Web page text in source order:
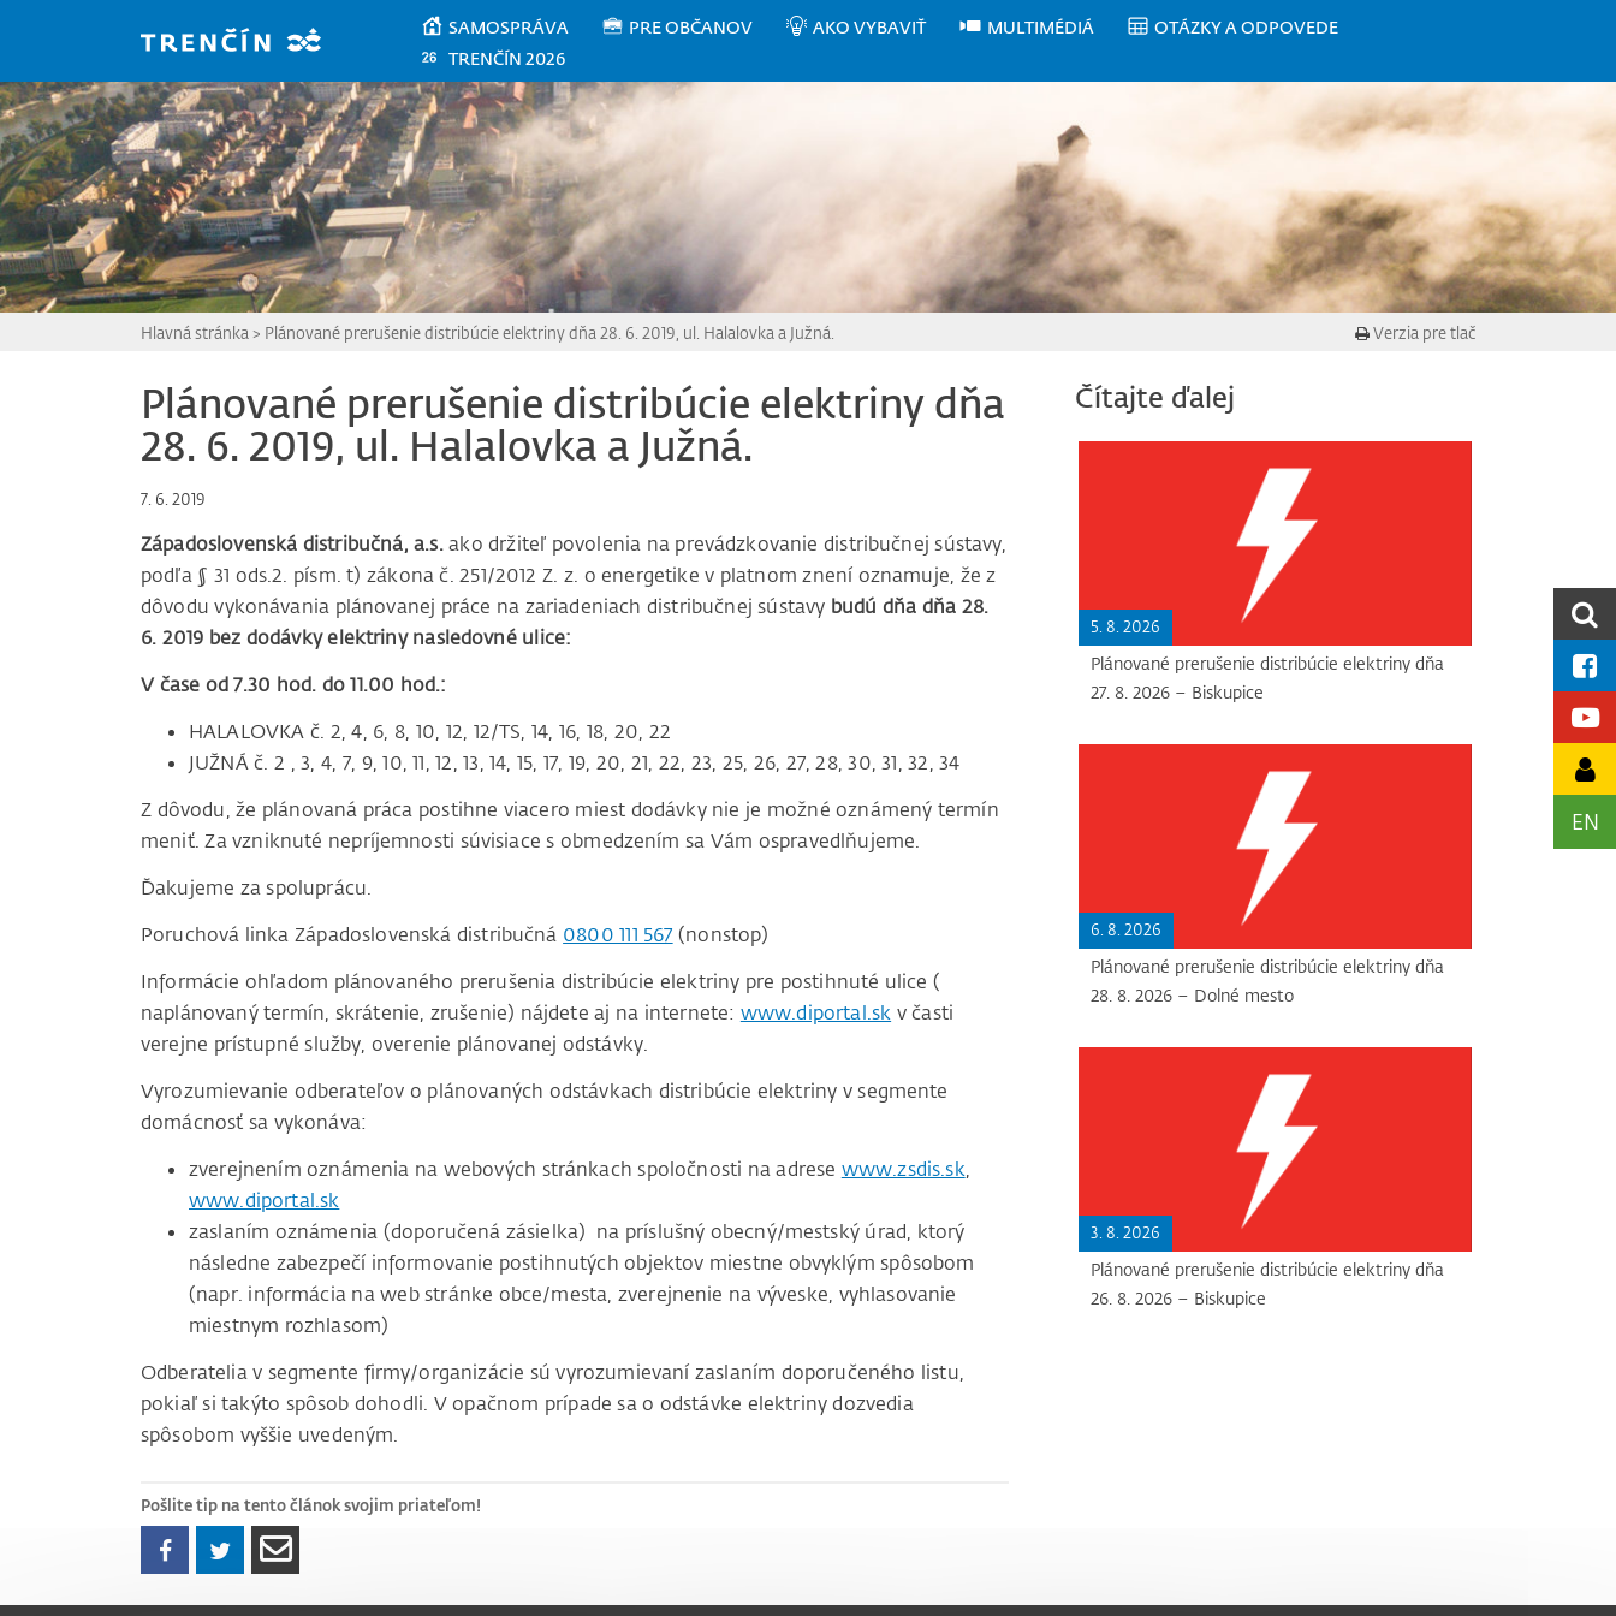
SAMOSPRÁVA PRE OBČANOV AKO VYBAVIŤ MULTIMÉDIÁ
OTÁZKY A ODPOVEDE
TRENČÍN 2026
EN
Hlavná stránka > Plánované prerušenie distribúcie elektriny dňa 28. 6. 2019, ul. Halalovka a Južná. Verzia pre tlač
Plánované prerušenie distribúcie elektriny dňa
28. 6. 2019, ul. Halalovka a Južná.
7. 6. 2019
Západoslovenská distribučná, a.s.ako držiteľ povolenia na prevádzkovanie distribučnej sústavy,
podľa § 31 ods.2. písm. t) zákona č. 251/2012 Z. z. o energetike v platnom znení oznamuje, že z
dôvodu vykonávania plánovanej práce na zariadeniach distribučnej sústavy budú dňa dňa 28.
6. 2019 bez dodávky elektriny nasledovné ulice:
V čase od 7.30 hod. do 11.00 hod.:
HALALOVKA č. 2, 4, 6, 8, 10, 12, 12/TS, 14, 16, 18, 20, 22
JUŽNÁ č. 2 , 3, 4, 7, 9, 10, 11, 12, 13, 14, 15, 17, 19, 20, 21, 22, 23, 25, 26, 27, 28, 30, 31, 32, 34
Z dôvodu, že plánovaná práca postihne viacero miest dodávky nie je možné oznámený termín
meniť. Za vzniknuté nepríjemnosti súvisiace s obmedzením sa Vám ospravedlňujeme.
Ďakujeme za spoluprácu.
Poruchová linka Západoslovenská distribučná 0800 111 567 (nonstop)
Informácie ohľadom plánovaného prerušenia distribúcie elektriny pre postihnuté ulice (
naplánovaný termín, skrátenie, zrušenie) nájdete aj na internete: www.diportal.sk v časti
verejne prístupné služby, overenie plánovanej odstávky.
Vyrozumievanie odberateľov o plánovaných odstávkach distribúcie elektriny v segmente
domácnosť sa vykonáva:
zverejnením oznámenia na webových stránkach spoločnosti na adrese www.zsdis.sk,
www.diportal.sk
zaslaním oznámenia (doporučená zásielka) na príslušný obecný/mestský úrad, ktorý
následne zabezpečí informovanie postihnutých objektov miestne obvyklým spôsobom
(napr. informácia na web stránke obce/mesta, zverejnenie na výveske, vyhlasovanie
miestnym rozhlasom)
Odberatelia v segmente firmy/organizácie sú vyrozumievaní zaslaním doporučeného listu,
pokiaľ si takýto spôsob dohodli. V opačnom prípade sa o odstávke elektriny dozvedia
spôsobom vyššie uvedeným.
Pošlite tip na tento článok svojim priateľom!
Čítajte ďalej
5. 8. 2026
Plánované prerušenie distribúcie elektriny dňa
27. 8. 2026 – Biskupice
6. 8. 2026
Plánované prerušenie distribúcie elektriny dňa
28. 8. 2026 – Dolné mesto
3. 8. 2026
Plánované prerušenie distribúcie elektriny dňa
26. 8. 2026 – Biskupice